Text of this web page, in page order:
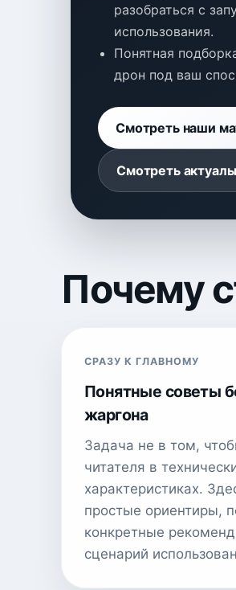
разобраться с
использования.
Понятная
дрон под ваш
Смотреть наши
Смотреть
Почему
СРАЗУ К ГЛАВНОМУ
Понятные советы
жаргона
Задача не в том,
читателя в
характеристиках.
простые ориентиры,
конкретные
сценарий